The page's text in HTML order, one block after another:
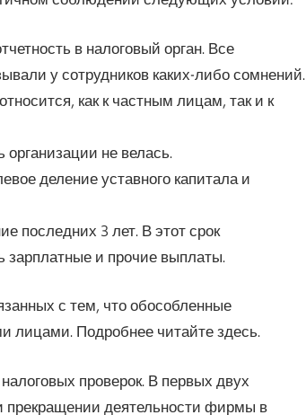
в налоговый орган. Все
у сотрудников каких-либо сомнений.
как к частным лицам, так и к
не велась.
деление уставного капитала и
последних 3 лет. В этот срок
зарплатные и прочие выплаты.
с тем, что обособленные
лицами. Подробнее читайте здесь.
проверок. В первых двух
деятельности фирмы в